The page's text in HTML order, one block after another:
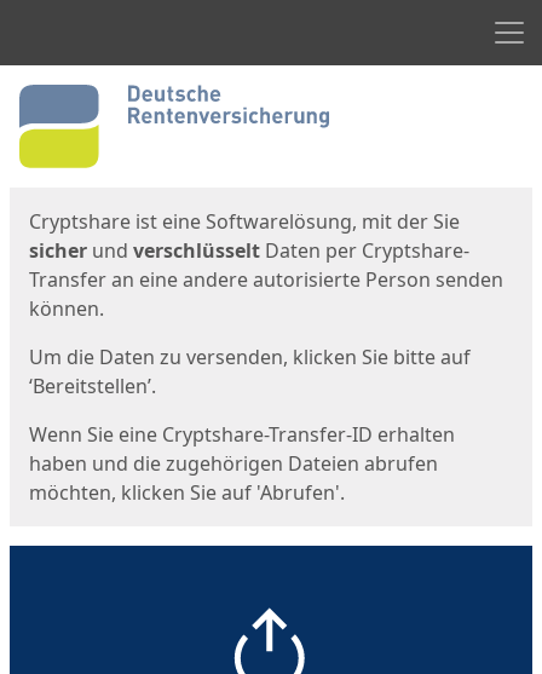
Start
Cryptshare ist eine Softwarelösung, mit der Sie
sicher und verschlüsselt Daten per Cryptshare-
Transfer an eine andere autorisierte Person senden
können.
Um die Daten zu versenden, klicken Sie bitte auf
‘Bereitstellen’.
Wenn Sie eine Cryptshare-Transfer-ID erhalten
haben und die zugehörigen Dateien abrufen
möchten, klicken Sie auf 'Abrufen'.